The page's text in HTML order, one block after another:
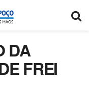
DA
FREI